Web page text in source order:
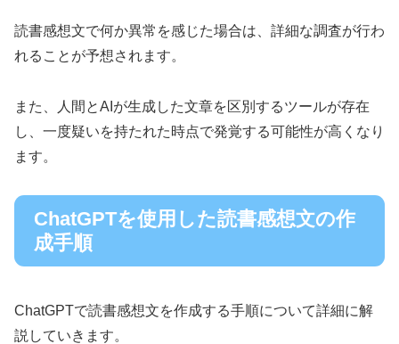
読書感想文で何か異常を感じた場合は、詳細な調査が行わ
れることが予想されます。
また、人間とAIが生成した文章を区別するツールが存在
し、一度疑いを持たれた時点で発覚する可能性が高くなり
ます。
ChatGPTを使用した読書感想文の作
成手順
ChatGPTで読書感想文を作成する手順について詳細に解
説していきます。